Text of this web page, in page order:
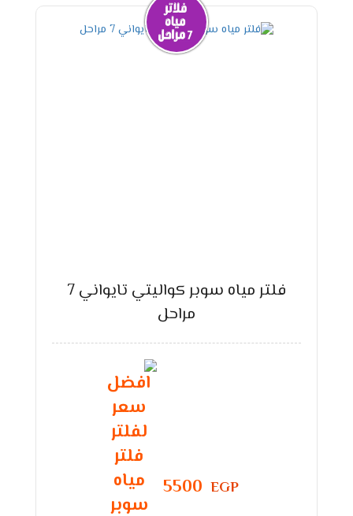
فلتر مياه سوبر كواليتي تايواني 7
مراحل
EGP
5500